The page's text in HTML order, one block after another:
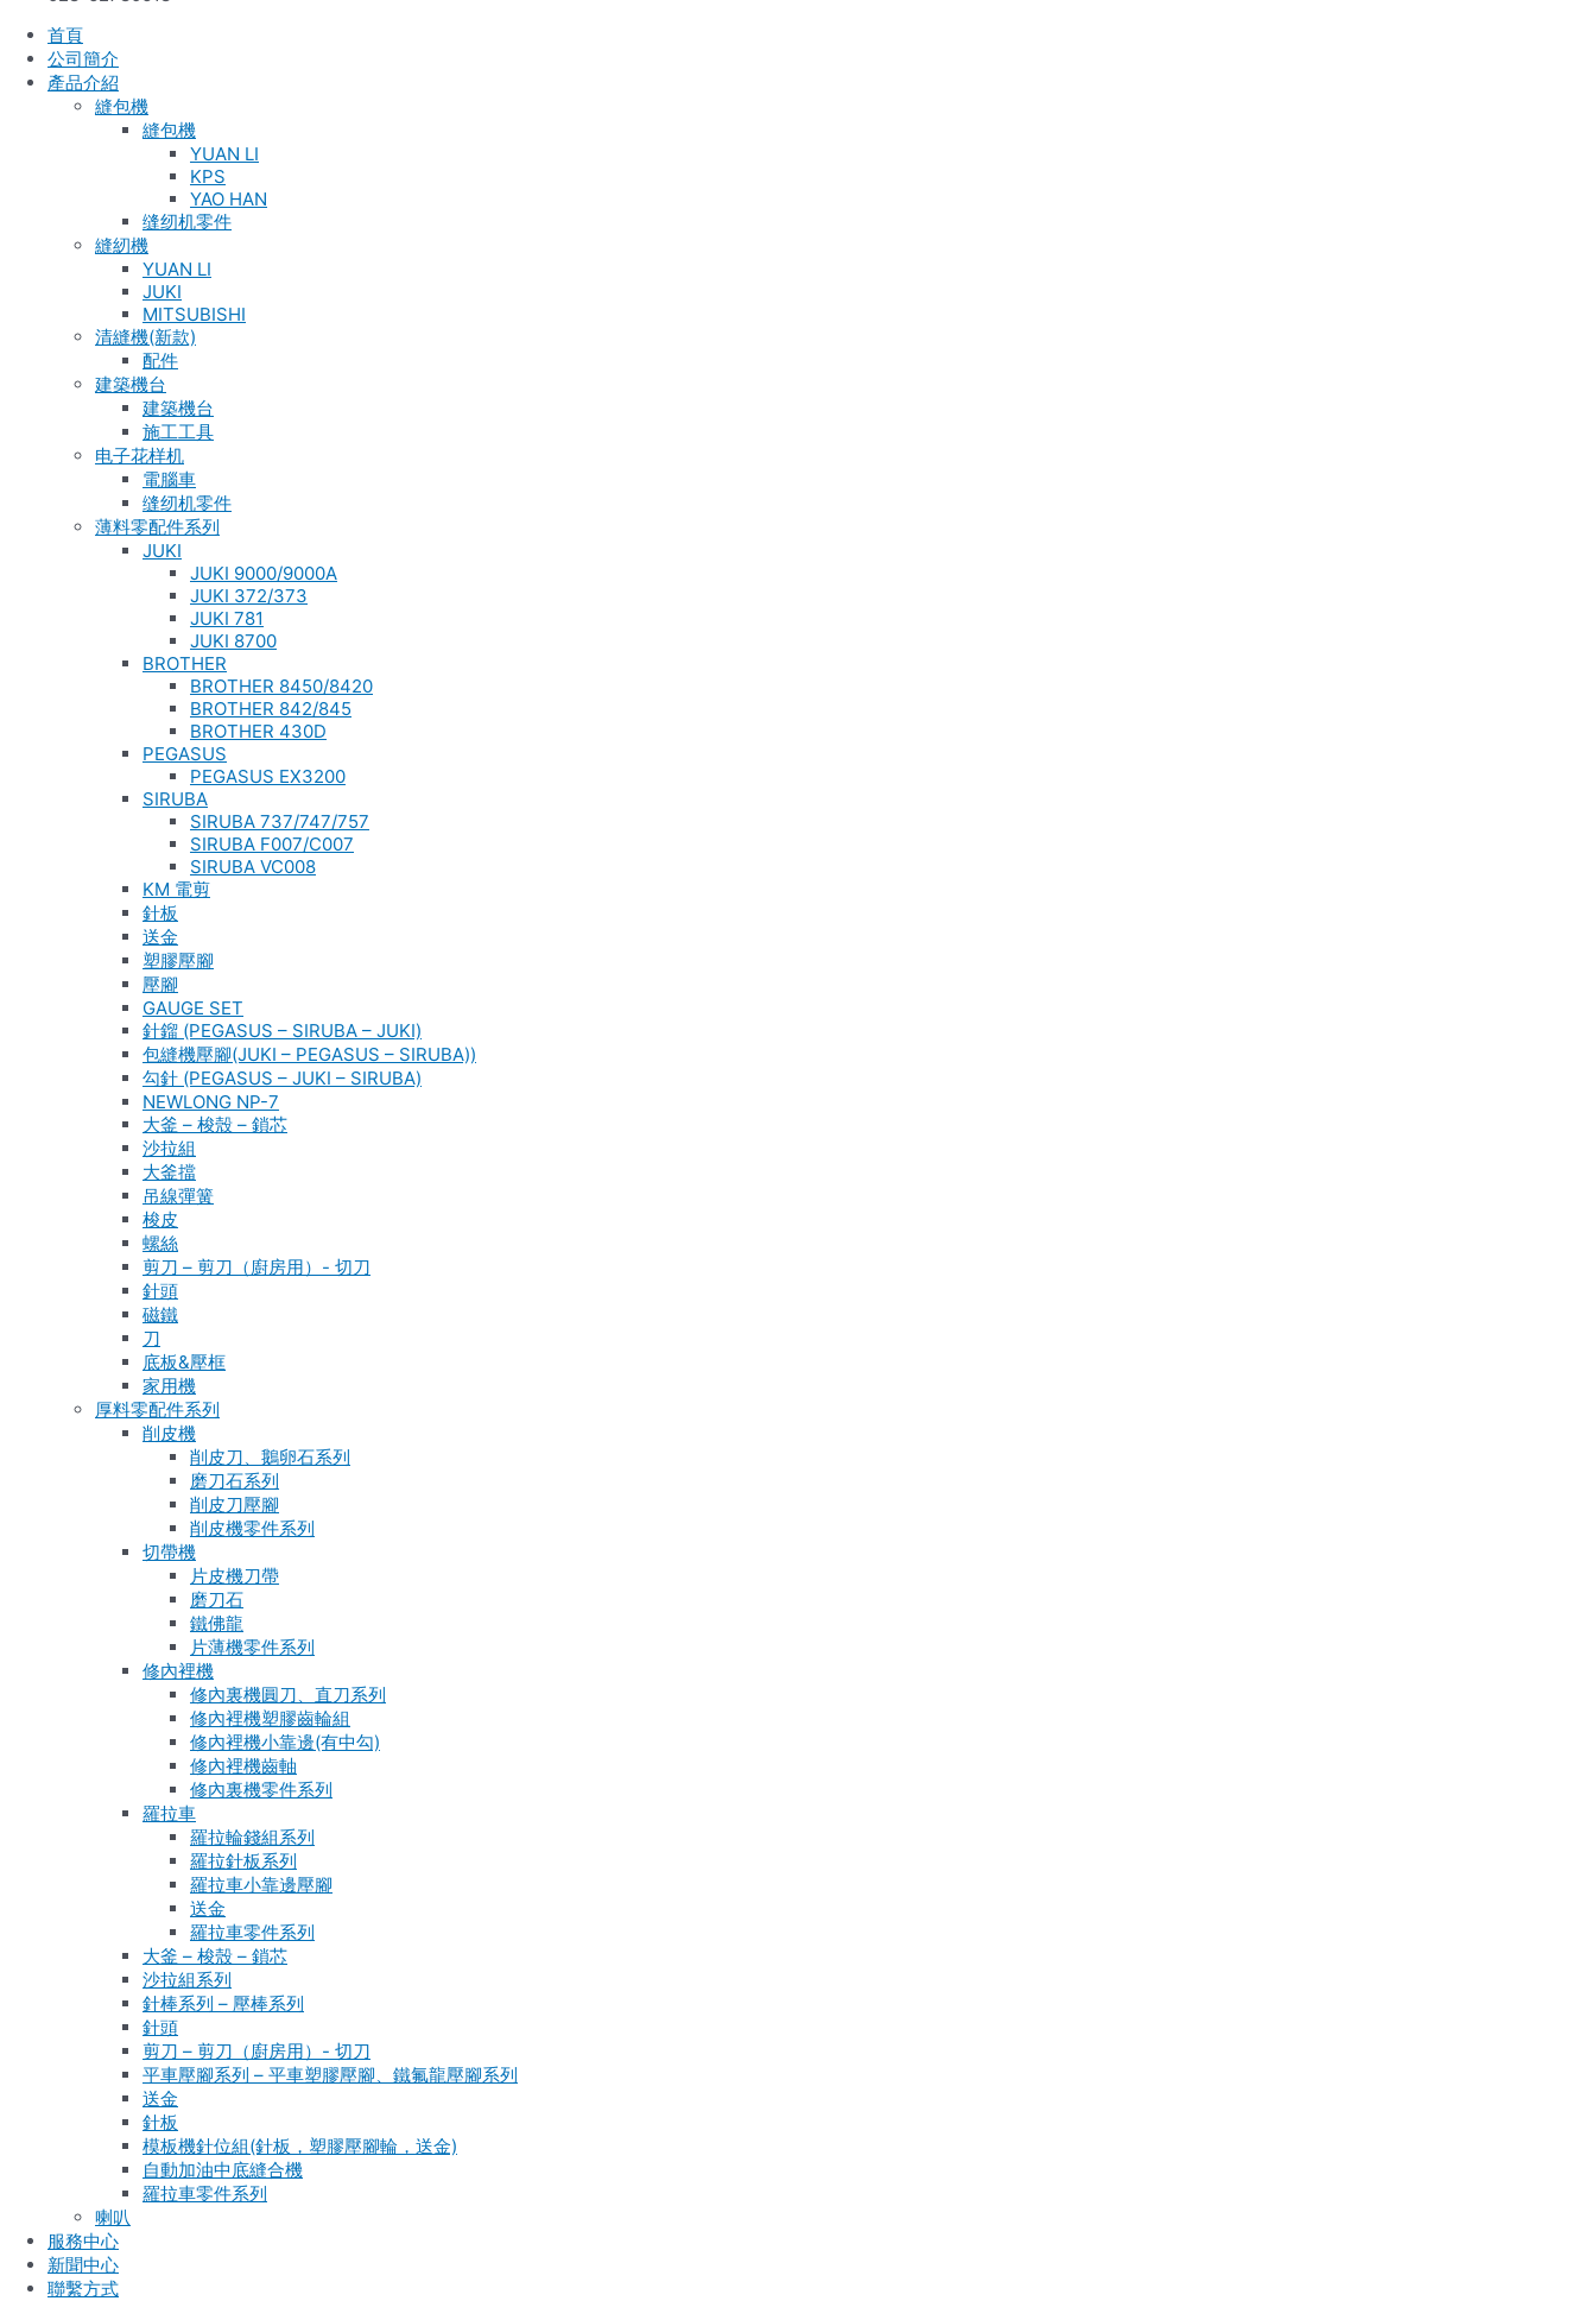
首頁
公司簡介
產品介紹
縫包機
縫包機
YUAN LI
KPS
YAO HAN
缝纫机零件
縫紉機
YUAN LI
JUKI
MITSUBISHI
清縫機(新款)
配件
建築機台
建築機台
施工工具
电子花样机
電腦車
缝纫机零件
薄料零配件系列
JUKI
JUKI 9000/9000A
JUKI 372/373
JUKI 781
JUKI 8700
BROTHER
BROTHER 8450/8420
BROTHER 842/845
BROTHER 430D
PEGASUS
PEGASUS EX3200
SIRUBA
SIRUBA 737/747/757
SIRUBA F007/C007
SIRUBA VC008
KM 電剪
針板
送金
塑膠壓腳
壓腳
GAUGE SET
針鎦 (PEGASUS – SIRUBA – JUKI)
包縫機壓腳(JUKI – PEGASUS – SIRUBA))
勾針 (PEGASUS – JUKI – SIRUBA)
NEWLONG NP-7
大釜 – 梭殼 – 鎖芯
沙拉組
大釜擋
吊線彈簧
梭皮
螺絲
剪刀 – 剪刀（廚房用）- 切刀
針頭
磁鐵
刀
底板&壓框
家用機
厚料零配件系列
削皮機
削皮刀、鵝卵石系列
磨刀石系列
削皮刀壓腳
削皮機零件系列
切帶機
片皮機刀帶
磨刀石
鐵佛龍
片薄機零件系列
修內裡機
修內裏機圓刀、直刀系列
修內裡機塑膠齒輪組
修內裡機小靠邊(有中勾)
修內裡機齒軸
修內裏機零件系列
羅拉車
羅拉輪錢組系列
羅拉針板系列
羅拉車小靠邊壓腳
送金
羅拉車零件系列
大釜 – 梭殼 – 鎖芯
沙拉組系列
針棒系列 – 壓棒系列
針頭
剪刀 – 剪刀（廚房用）- 切刀
平車壓腳系列 – 平車塑膠壓腳、鐵氟龍壓腳系列
送金
針板
模板機針位組(針板，塑膠壓腳輪，送金)
自動加油中底縫合機
羅拉車零件系列
喇叭
服務中心
新聞中心
聯繫方式